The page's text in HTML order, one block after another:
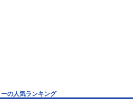
ーの人気ランキング